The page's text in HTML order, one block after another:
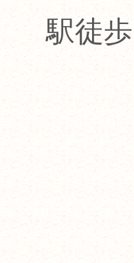
駅徒